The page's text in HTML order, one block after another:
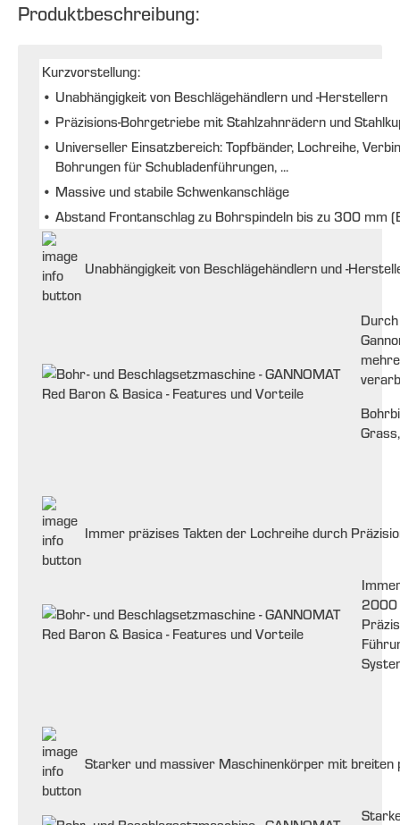
Produktbeschreibung:
Kurzvorstellung:
• Unabhängigkeit von Beschlägehändlern und -Herstellern
• Präzisions-Bohrgetriebe mit Stahlzahnrädern und
• Universeller Einsatzbereich: Topfbänder, Lochreihe,
Bohrungen für Schubladenführungen, ...
• Massive und stabile Schwenkanschläge
• Abstand Frontanschlag zu Bohrspindeln bis zu 300 mm
Unabhängigkeit von Beschlägehändlern und -
Immer präzises Takten der Lochreihe durch
2000
Starker und massiver Maschinenkörper mit breiten